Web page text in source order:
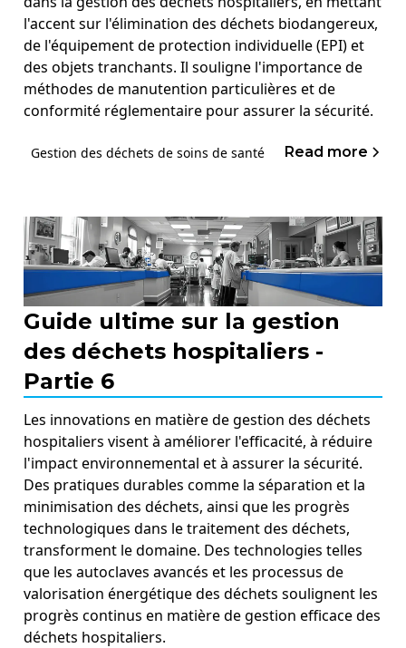
l'accent sur l'élimination des déchets biodangereux,
de l'équipement de protection individuelle (EPI) et
des objets tranchants. Il souligne l'importance de
méthodes de manutention particulières et de
conformité réglementaire pour assurer la sécurité.
Gestion des déchets de soins de santé Read more
Guide ultime sur la gestion
des déchets hospitaliers -
Partie 6
Les innovations en matière de gestion des déchets
hospitaliers visent à améliorer l'efficacité, à réduire
l'impact environnemental et à assurer la sécurité.
Des pratiques durables comme la séparation et la
minimisation des déchets, ainsi que les progrès
technologiques dans le traitement des déchets,
transforment le domaine. Des technologies telles
que les autoclaves avancés et les processus de
valorisation énergétique des déchets soulignent les
progrès continus en matière de gestion efficace des
déchets hospitaliers.